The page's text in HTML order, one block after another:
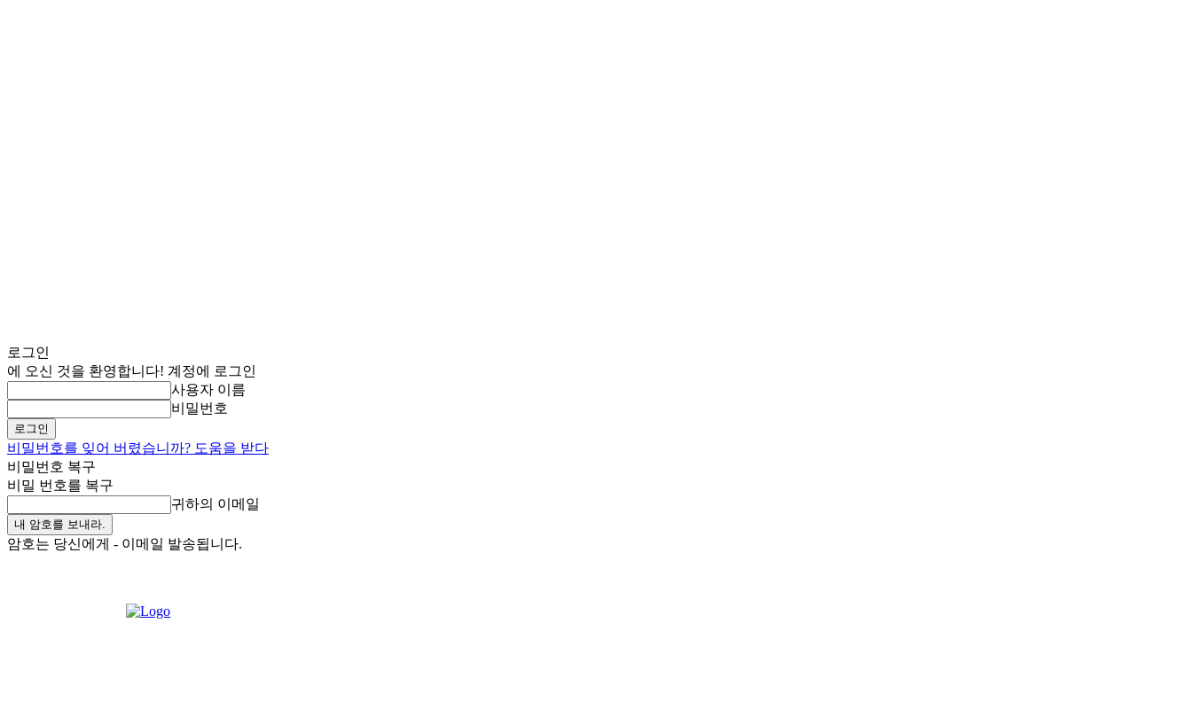
로그인
에 오신 것을 환영합니다! 계정에 로그인
사용자 이름
비밀번호
비밀번호를 잊어 버렸습니까? 도움을 받다
비밀번호 복구
비밀 번호를 복구
귀하의 이메일
암호는 당신에게 - 이메일 발송됩니다.